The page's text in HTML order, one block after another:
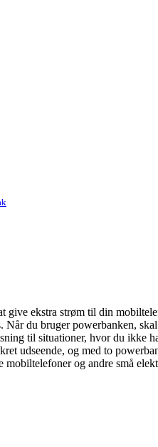
ekstra strøm til din
Når du bruger powerbanken,
til situationer, hvor du ikke
udseende, og med to
og andre små